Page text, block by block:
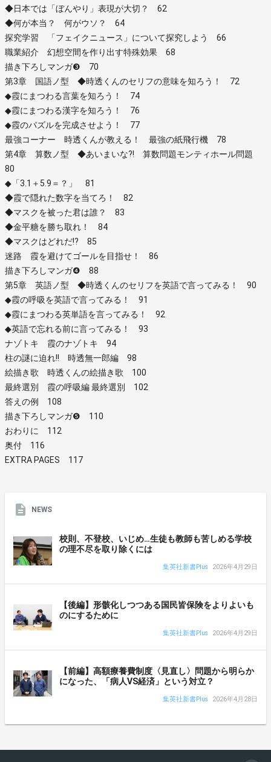
◆日本では「ぼんやり」表現が大切？ 62
◆何が本当？ 何がウソ？ 64
探究学習 「フェイクニュース」について探究しよう 66
職業紹介 幻想空間を作り出す特殊効果 68
描き下ろしマンガ❸ 70
第3章 国語ノ型 ◆時透くんのセリフの意味を知ろう！ 72
◆霞にまつわる言葉を知ろう！ 74
◆霞にまつわる漢字を知ろう！ 76
◆霞のパズルを完成させよう！ 77
最強コーナー 時透くんが教える！ 最強の紙飛行機 78
第4章 算数ノ型 ◆あいまいな?! 算数問題モンティホール問題
80
◆「3.1＋5.9＝？」 81
◆霞で隠れた数字を当てろ！ 82
◆マスクを被った君は誰？ 83
◆金平糖を勝ち取れ！ 84
◆マスクはどれだ!? 85
迷路 霞を避けてゴールを目指せ！ 86
描き下ろしマンガ❹ 88
第5章 英語ノ型 ◆時透くんのセリフを英語で言ってみる！ 90
◆霞の呼吸を英語で言ってみる！ 91
◆霞にまつわる英単語を言ってみる！ 92
◆英語で忘れる前に言ってみる！ 93
ナゾトキ 霞のナゾトキ 94
柱の謎に迫れ!! 時透無一郎編 98
絵描き歌 時透くんの絵描き歌 100
最終選別 霞の呼吸編 最終選別 102
答えの例 108
描き下ろしマンガ❺ 110
おわりに 112
奥付 116
EXTRA PAGES 117
NEWS
校則、不登校、いじめ…生徒も教師も苦しめる学校
の理不尽を取り除くには
集英社新書Plus 2026年4月29日
【後編】形骸化しつつある国民皆保険をよりよいも
のにするために
集英社新書Plus 2026年4月29日
【前編】高額療養費制度〈見直し〉問題から明らか
になった、「病人VS経済」という対立？
集英社新書Plus 2026年4月28日